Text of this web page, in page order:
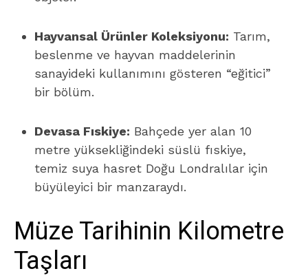
Hayvansal Ürünler Koleksiyonu: Tarım,
beslenme ve hayvan maddelerinin
sanayideki kullanımını gösteren “eğitici”
bir bölüm.
Devasa Fıskiye: Bahçede yer alan 10
metre yüksekliğindeki süslü fıskiye,
temiz suya hasret Doğu Londralılar için
büyüleyici bir manzaraydı.
Müze Tarihinin Kilometre
Taşları